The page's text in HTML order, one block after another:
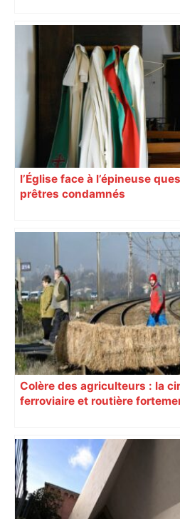
l’Église face à l’épineuse
prêtres condamnés
Colère des agriculteurs : la
ferroviaire et routière